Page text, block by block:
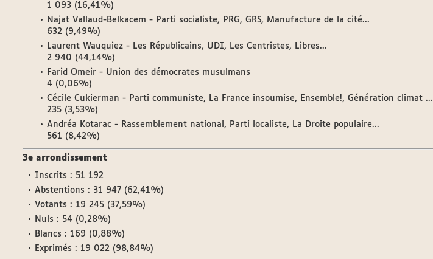
1 093 (16,41%)
Najat Vallaud-Belkacem - Parti socialiste, PRG, GRS, Manufacture de la cité...
632 (9,49%)
Laurent Wauquiez - Les Républicains, UDI, Les Centristes, Libres...
2 940 (44,14%)
Farid Omeir - Union des démocrates musulmans
4 (0,06%)
Cécile Cukierman - Parti communiste, La France insoumise, Ensemble!, Génération climat ...
235 (3,53%)
Andréa Kotarac - Rassemblement national, Parti localiste, La Droite populaire...
561 (8,42%)
3e arrondissement
Inscrits : 51 192
Abstentions : 31 947 (62,41%)
Votants : 19 245 (37,59%)
Nuls : 54 (0,28%)
Blancs : 169 (0,88%)
Exprimés : 19 022 (98,84%)